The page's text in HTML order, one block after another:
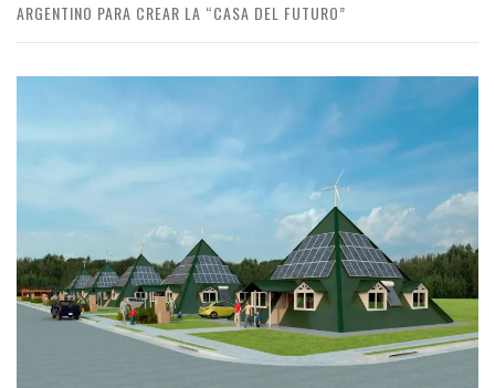
ARGENTINO PARA CREAR LA “CASA DEL FUTURO”